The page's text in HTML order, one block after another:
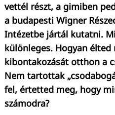
vettél részt, a gimiben
a budapesti Wigner
Intézetbe jártál kutatni.
különleges. Hogyan élted
kibontakozását otthon a
Nem tartottak
fel, értetted meg, hogy
számodra?